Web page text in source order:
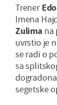
Trener
Imena
Zulimana
uvrstio je
se radi o
sa
segetske